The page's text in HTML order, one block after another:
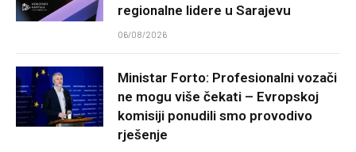
regionalne lidere u Sarajevu
06/08/2026
Ministar Forto: Profesionalni vozači
ne mogu više čekati – Evropskoj
komisiji ponudili smo provodivo
rješenje